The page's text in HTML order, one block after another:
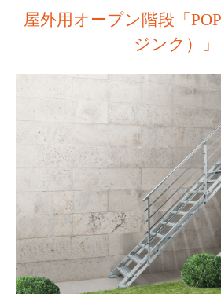
屋外用オープン階段「
ジンク）」